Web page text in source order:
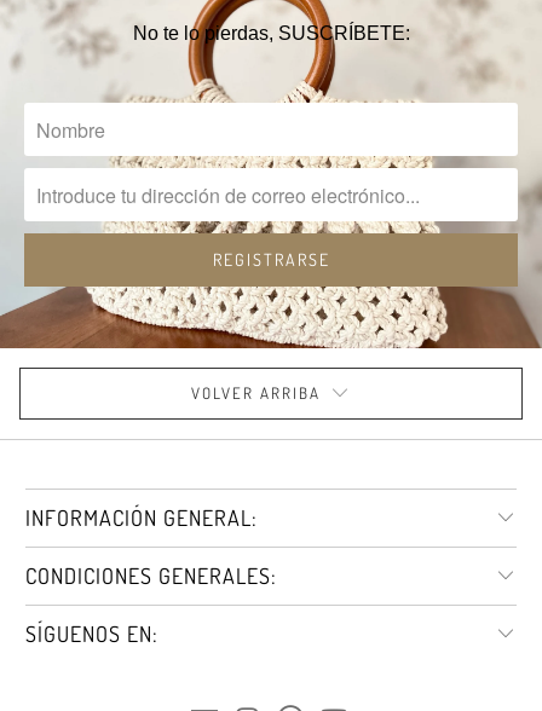
No te lo pierdas, SUSCRÍBETE:
VOLVER ARRIBA
INFORMACIÓN GENERAL:
CONDICIONES GENERALES:
SÍGUENOS EN: